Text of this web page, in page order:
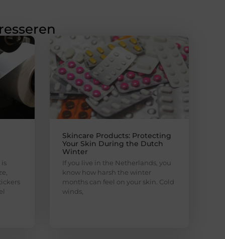
is
Skincare Products: Protecting
Your Skin During the Dutch
Winter
If you live in the Netherlands, you
know how harsh the winter
months can feel on your skin. Cold
winds,